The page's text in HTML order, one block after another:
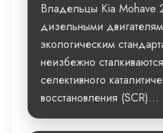
Владельцы Kia Mohave
дизельными
экологическим
неизбежно
селективного
восстановления (SCR)...